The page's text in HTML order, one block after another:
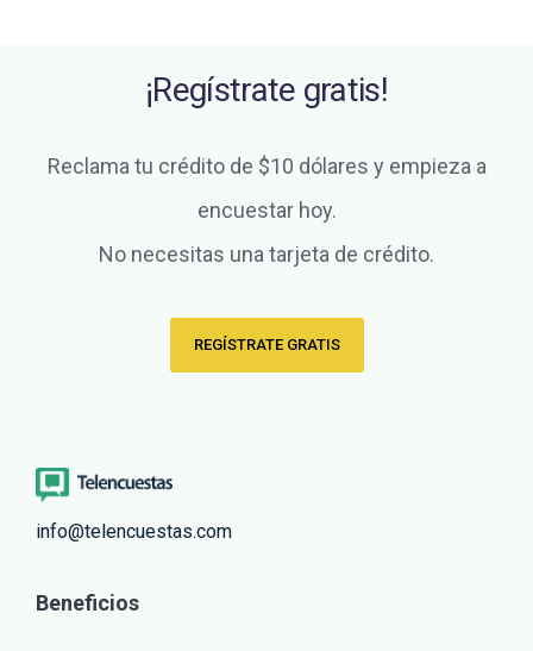
¡Regístrate gratis!
Reclama tu crédito de $10 dólares y empieza a
encuestar hoy.
No necesitas una tarjeta de crédito.
REGÍSTRATE GRATIS
info@telencuestas.com
Beneficios